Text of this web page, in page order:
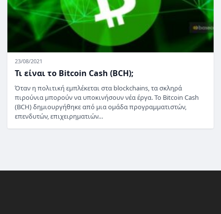
23/08/2021
Τι είναι το Bitcoin Cash (BCH);
Όταν η πολιτική εμπλέκεται στα blockchains, τα σκληρά
πιρούνια μπορούν να υποκινήσουν νέα έργα. Το Bitcoin Cash
(BCH) δημιουργήθηκε από μια ομάδα προγραμματιστών,
επενδυτών, επιχειρηματιών…